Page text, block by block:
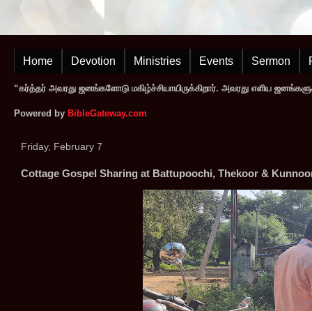
Home Devotion Ministries Events Sermon
“கர்த்தர் அவரது ஜனங்களோடு மகிழ்ச்சியாயிருக்கிறார். அவரது எளிய
Powered by BibleGateway.com
Friday, February 7
Cottage Gospel Sharing at Battupoochi, Thekoor &